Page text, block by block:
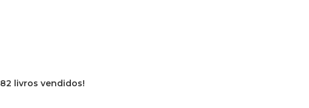
82 livros vendidos!